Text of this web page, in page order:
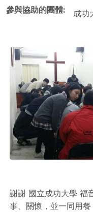
參與協助的團體 成功
謝謝 國立成功大學 福
事、關懷，並一同用